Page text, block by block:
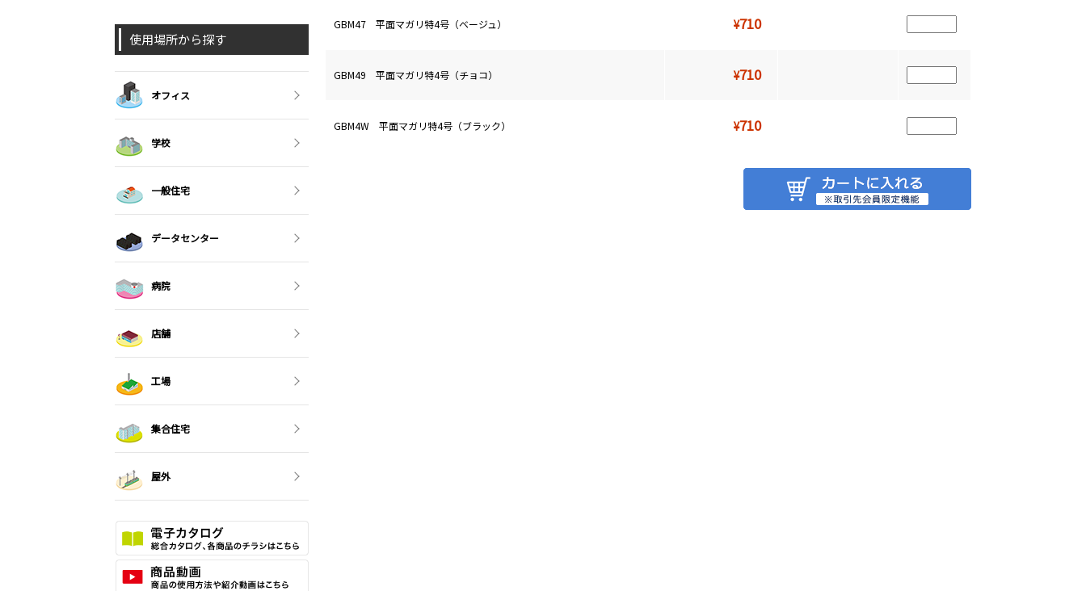
GBM47 平面マガリ特4号（ベージュ） ¥710
GBM49 平面マガリ特4号（チョコ） ¥710
GBM4W 平面マガリ特4号（ブラック） ¥710
使用場所から探す
オフィス
学校
一般住宅
データセンター
病院
店舗
工場
集合住宅
屋外